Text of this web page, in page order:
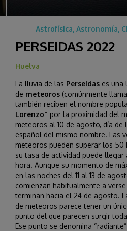
Astrofísica, Astronomía,
PERSEIDAS 2022
Huelva
La lluvia de las Perseidas es una
de meteoros (comúnmente
también reciben el nombre
Lorenzo” por la proximidad del
meteoros al 10 de agosto, día de
español del mismo nombre. Las
meteoros pueden superar los
su tasa de actividad puede
hora. Aunque su momento de
en las noches del 11 al 13 de
comienzan habitualmente a
terminan hacia el 24 de agosto.
de meteoros parece tener un
punto del que parecen surgir
Ese punto se denomina